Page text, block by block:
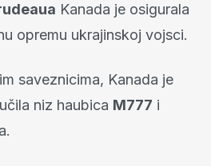
Kanada je osigurala
opremu ukrajinskoj vojsci.
saveznicima, Kanada je
niz haubica M777 i